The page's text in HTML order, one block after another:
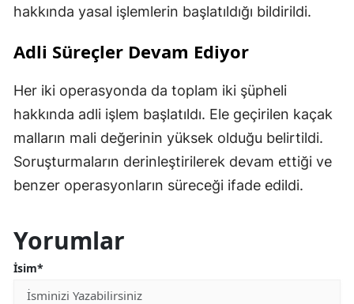
hakkında yasal işlemlerin başlatıldığı bildirildi.
Adli Süreçler Devam Ediyor
Her iki operasyonda da toplam iki şüpheli
hakkında adli işlem başlatıldı. Ele geçirilen kaçak
malların mali değerinin yüksek olduğu belirtildi.
Soruşturmaların derinleştirilerek devam ettiği ve
benzer operasyonların süreceği ifade edildi.
Yorumlar
İsim*